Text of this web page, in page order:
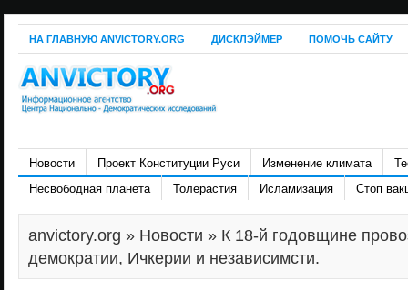
НА ГЛАВНУЮ ANVICTORY.ORG ДИСКЛЭЙМЕР ПОМОЧЬ САЙТУ
Новости Проект Конституции Руси Изменение климата
Несвободная планета
Толерастия Исламизация Стоп
anvictory.org » Новости » К 18-й годовщине
демократии, Ичкерии и независимсти.